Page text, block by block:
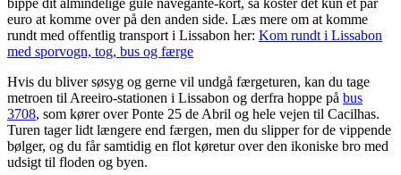
bippe dit almindelige gule navegante-kort, så koster det kun et par
euro at komme over på den anden side. Læs mere om at komme
rundt med offentlig transport i Lissabon her: Kom rundt i Lissabon
med sporvogn, tog, bus og færge
Hvis du bliver søsyg og gerne vil undgå færgeturen, kan du tage
metroen til Areeiro-stationen i Lissabon og derfra hoppe på bus
3708, som kører over Ponte 25 de Abril og hele vejen til Cacilhas.
Turen tager lidt længere end færgen, men du slipper for de vippende
bølger, og du får samtidig en flot køretur over den ikoniske bro med
udsigt til floden og byen.